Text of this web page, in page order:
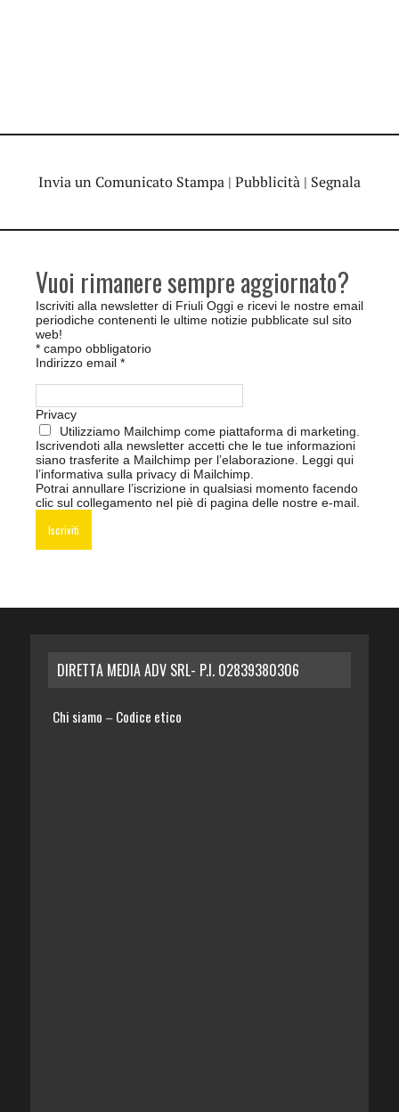
Invia un Comunicato Stampa | Pubblicità | Segnala
Vuoi rimanere sempre aggiornato?
Iscriviti alla newsletter di Friuli Oggi e ricevi le nostre email
periodiche contenenti le ultime notizie pubblicate sul sito
web!
* campo obbligatorio
Indirizzo email *
Privacy
Utilizziamo Mailchimp come piattaforma di marketing.
Iscrivendoti alla newsletter accetti che le tue informazioni
siano trasferite a Mailchimp per l’elaborazione. Leggi qui
l’informativa sulla privacy di Mailchimp.
Potrai annullare l’iscrizione in qualsiasi momento facendo
clic sul collegamento nel piè di pagina delle nostre e-mail.
DIRETTA MEDIA ADV SRL- P.I. 02839380306
Chi siamo – Codice etico